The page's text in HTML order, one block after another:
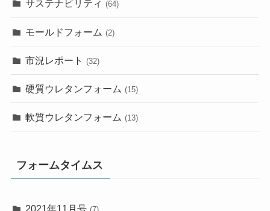
サステナビリティ (64)
モールドフォーム (2)
市況レポート (32)
硬質ウレタンフォーム (15)
軟質ウレタンフォーム (13)
フォームタイムス